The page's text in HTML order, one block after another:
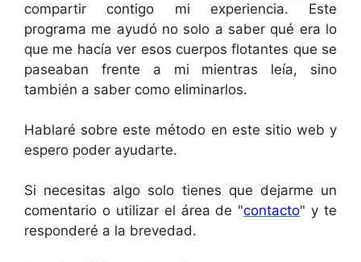
compartir contigo mi experiencia. Este
programa me ayudó no solo a saber qué era lo
que me hacía ver esos cuerpos flotantes que se
paseaban frente a mi mientras leía, sino
también a saber como eliminarlos.
Hablaré sobre este método en este sitio web y
espero poder ayudarte.
Si necesitas algo solo tienes que dejarme un
comentario o utilizar el área de "contacto" y te
responderé a la brevedad.